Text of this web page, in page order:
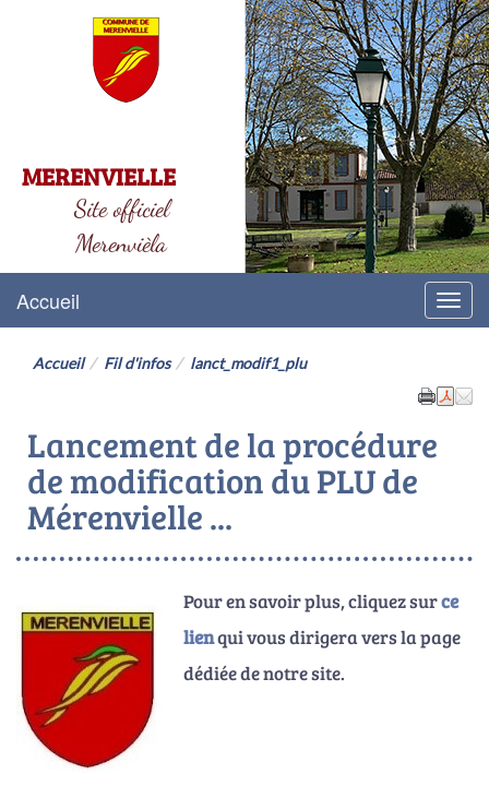
MERENVIELLE
Site officiel
Merenvièla
Menu
Accueil
Accueil Fil d'infos lanct_modif1_plu
Lancement de la procédure
de modification du PLU de
Mérenvielle ...
Pour en savoir plus, cliquez surce
lienqui vous dirigera vers la page
dédiée de notre site.